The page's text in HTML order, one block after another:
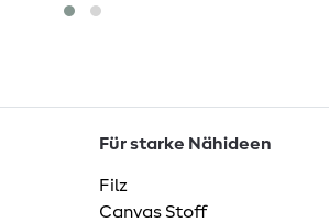
Für starke Nähideen
Filz
Canvas Stoff